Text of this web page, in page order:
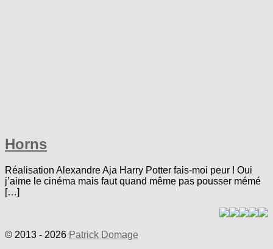
Horns
Réalisation Alexandre Aja Harry Potter fais-moi peur ! Oui
j’aime le cinéma mais faut quand même pas pousser mémé
[…]
© 2013 - 2026 Patrick Domage